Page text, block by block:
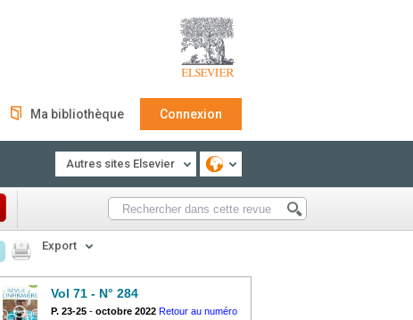
Ma bibliothèque Connexion
Autres sites Elsevier
Export
Vol 71 - N° 284
P. 23-25 - octobre 2022 Retour au numéro